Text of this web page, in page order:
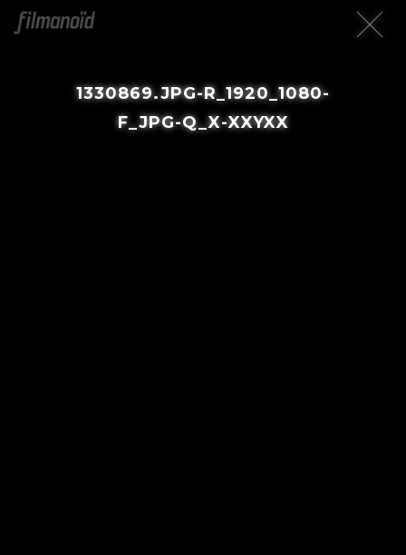
1330869.JPG-R_1920_1080-
F_JPG-Q_X-XXYXX